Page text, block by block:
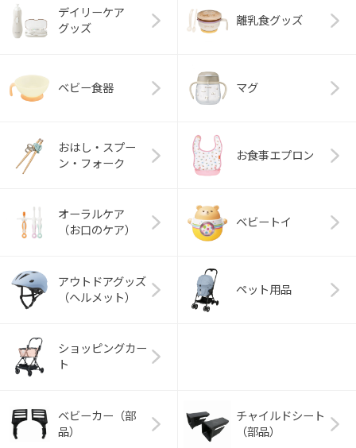
デイリーケア
グッズ
離乳食グッズ
ベビー食器 マグ
おはし・スプー
ン・フォーク
お食事エプロン
オーラルケア
（お口のケア）
ベビートイ
アウトドアグッズ
（ヘルメット）
ペット用品
ショッピングカー
ト
ベビーカー（部
品）
チャイルドシート
（部品）